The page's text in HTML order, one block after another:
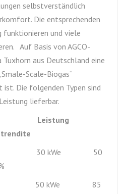
selbstverständlich
Die entsprechenden
funktionieren und viele
Auf Basis von AGCO-
aus Deutschland eine
Scale-Biogas“
Die folgenden Typen sind
lieferbar.
Leistung
L 30 kWe 50
L 50 kWe 85